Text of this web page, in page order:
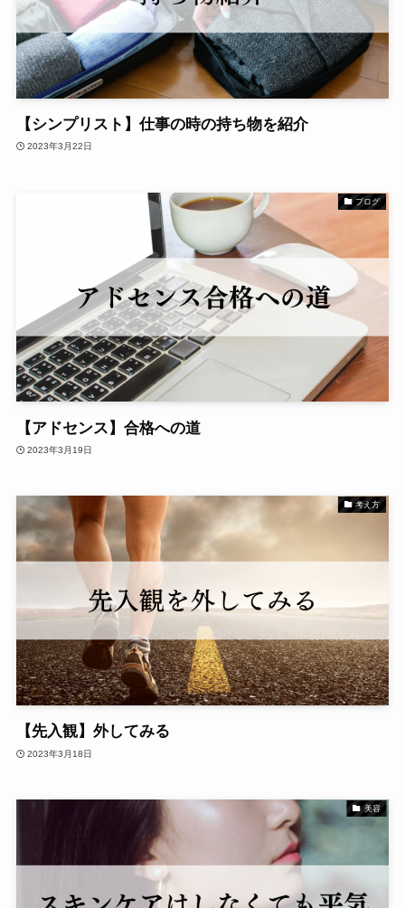
【シンプリスト】仕事の時の持ち物を紹介
2023年3月22日
ブログ
【アドセンス】合格への道
2023年3月19日
考え方
【先入観】外してみる
2023年3月18日
美容